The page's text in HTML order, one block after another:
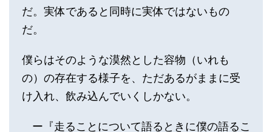
だ。実体であると同時に実体ではないもの
だ。
僕らはそのような漠然とした容物（いれも
の）の存在する様子を、ただあるがままに受
け入れ、飲み込んでいくしかない。
ー『走ることについて語るときに僕の語るこ